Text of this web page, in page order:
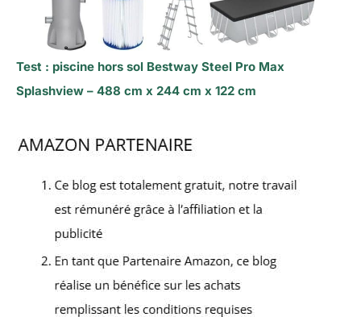
Test : piscine hors sol Bestway Steel Pro Max
Splashview – 488 cm x 244 cm x 122 cm